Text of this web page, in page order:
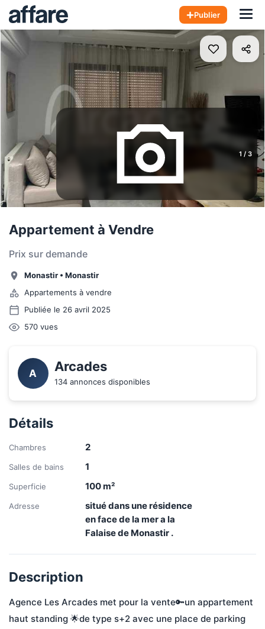
Publier
1 / 3
Appartement à Vendre
Prix sur demande
Monastir • Monastir
Appartements à vendre
Publiée le 26 avril 2025
570 vues
A Arcades
134 annonces disponibles
Détails
Chambres 2
Salles de bains 1
Superficie 100m²
Adresse
situé dans une résidence
en face de la mer a la
Falaise de Monastir .
Description
Agence Les Arcades met pour la vente🔑un appartement
haut standing 🌟de type s+2 avec une place de parking